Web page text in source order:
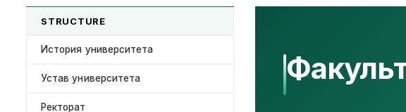
STRUCTURE
История университета
Устав университета
Ректорат